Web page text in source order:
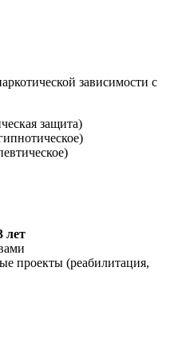
зависимости с
защита)
лет
проекты (реабилитация,